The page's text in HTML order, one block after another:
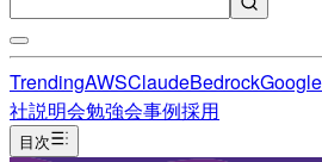
TrendingAWSClaudeBedrock
社説明会勉強会事例採用
目次